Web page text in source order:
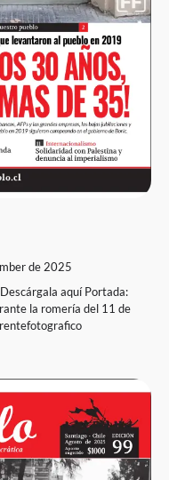
de 2025
aquí Portada:
la romería del 11 de